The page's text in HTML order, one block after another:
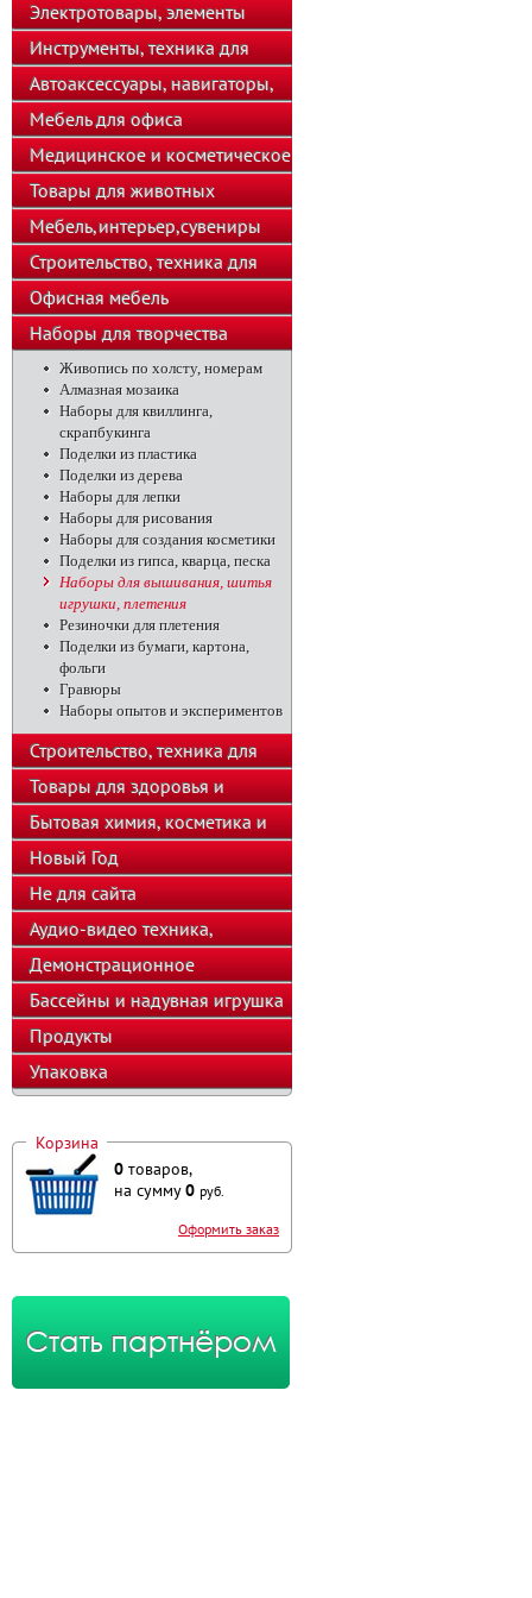
телефоны
Электротовары, элементы
питания, освещение
Инструменты, техника для
подсобного хозяйства
Автоаксессуары, навигаторы,
автозвук
Мебель для офиса
Медицинское и косметическое
оборудование
Товары для животных
Мебель,интерьер,сувениры
Строительство, техника для
хозяйства
Офисная мебель
Наборы для творчества
Живопись по холсту, номерам
Алмазная мозаика
Наборы для квиллинга,
скрапбукинга
Поделки из пластика
Поделки из дерева
Наборы для лепки
Наборы для рисования
Наборы для создания косметики
Поделки из гипса, кварца, песка
Наборы для вышивания, шитья
игрушки, плетения
Резиночки для плетения
Поделки из бумаги, картона,
фольги
Гравюры
Наборы опытов и экспериментов
Строительство, техника для
подсобного хозяйства
Товары для здоровья и
красоты
Бытовая химия, косметика и
парфюмерия
Новый Год
Не для сайта
Аудио-видео техника,
телефоны, калькуляторы
Демонстрационное
оборудование
Бассейны и надувная игрушка
Продукты
Упаковка
Корзина
0 товаров,
на сумму0 руб.
Оформить заказ